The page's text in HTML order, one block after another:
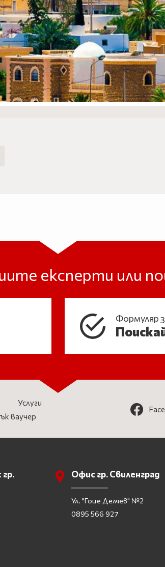
експерти или
Формуляр
Услуги
ваучер
Офис гр. Свиленград
Ул. "Гоце Делчев" №2
0895 566 927